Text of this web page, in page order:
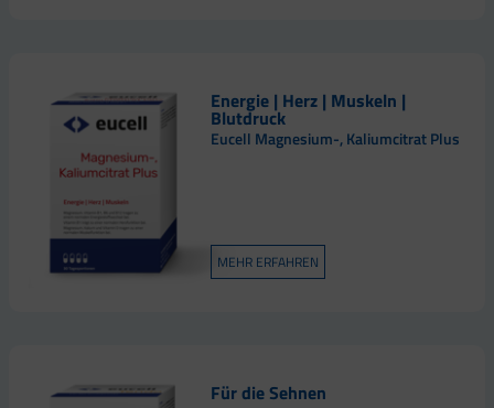
Energie | Herz | Muskeln |
Blutdruck
Eucell Magnesium-, Kaliumcitrat Plus
MEHR ERFAHREN
Für die Sehnen